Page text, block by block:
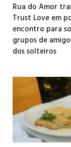
Rua do Amor
Trust Love em
encontro para
grupos de
dos solteiros